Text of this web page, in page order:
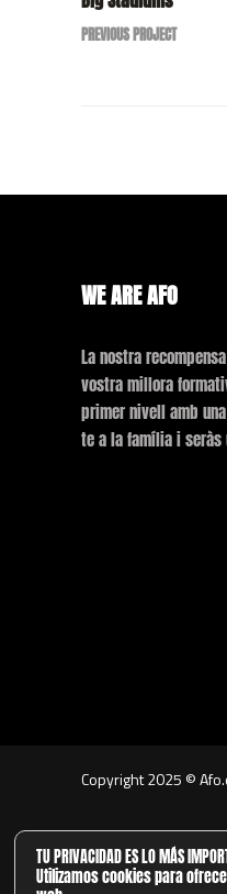
PREVIOUS PROJECT
WE ARE AFO
La nostra
vostra millora
primer nivell amb
te a la família i
Copyright 2025 ©
Segueix-nos:
TU PRIVACIDAD ES LO MÁS
Utilizamos cookies para